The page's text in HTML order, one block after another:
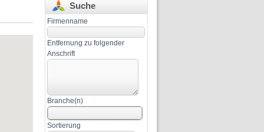
Suche
Firmenname
Entfernung zu folgender
Anschrift
Branche(n)
Sortierung